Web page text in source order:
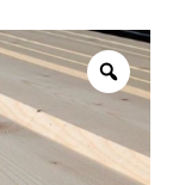
Zoom